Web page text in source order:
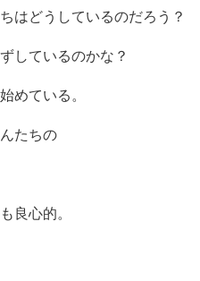
はどうしているのだろう？
しているのかな？
めている。
たちの
良心的。